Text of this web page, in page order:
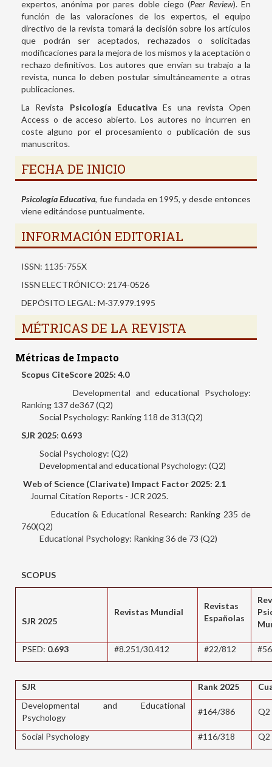
expertos, anónima por pares doble ciego (Peer Review). En
función de las valoraciones de los expertos, el equipo
directivo de la revista tomará la decisión sobre los artículos
que podrán ser aceptados, rechazados o solicitadas
modificaciones para la mejora de los mismos y la aceptación o
rechazo definitivos. Los autores que envían su trabajo a la
revista, nunca lo deben postular simultáneamente a otras
publicaciones.
La Revista Psicología Educativa Es una revista Open
Access o de acceso abierto. Los autores no incurren en
coste alguno por el procesamiento o publicación de sus
manuscritos.
FECHA DE INICIO
Psicología Educativa, fue fundada en 1995, y desde entonces
viene editándose puntualmente.
INFORMACIÓN EDITORIAL
ISSN: 1135-755X
ISSN ELECTRÓNICO: 2174-0526
DEPÓSITO LEGAL: M-37.979.1995
MÉTRICAS DE LA REVISTA
Métricas de Impacto
Scopus CiteScore 2025: 4.0
Developmental and educational Psychology:
Ranking 137 de367 (Q2)
Social Psychology: Ranking 118 de 313(Q2)
SJR 2025: 0.693
Social Psychology: (Q2)
Developmental and educational Psychology: (Q2)
Web of Science (Clarivate) Impact Factor 2025: 2.1
Journal Citation Reports - JCR 2025.
Education & Educational Research: Ranking 235 de
760(Q2)
Educational Psychology: Ranking 36 de 73 (Q2)
SCOPUS
SJR 2025
Revistas Mundial
Revistas
Españolas
PSED: 0.693 #8.251/30.412 #22/812
SJR Rank 2025
Developmental and Educational
Psychology
#164/386 Q2
Social Psychology #116/318 Q2